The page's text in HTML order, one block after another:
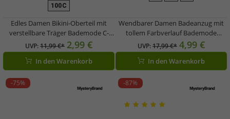
100C
Edles Damen Bikini-Oberteil mit
verstellbare Träger Bademode C-
Körbchen 979119 Schwarz/Weiß
UVP:11,99 €* 2,99 €
In den Warenkorb
Wendbarer Damen Badeanzug mit
tollem Farbverlauf Bademode
907506 Lila/Bunt
UVP:17,99 €* 4,99 €
In den Warenkorb
-75% -87%